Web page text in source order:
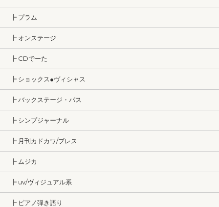
┣ プラム
┣ オンステージ
┣ CDでーた
┣ ショックス●ヴィシャス
┣ バックステージ・パス
┣ シンプジャーナル
┣ 月刊カドカワ/ブレス
┣ ムジカ
┣ uv/ヴィジュアル系
┣ ピアノ弾き語り